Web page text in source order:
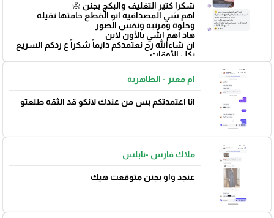
شكرا كتير التغليف والبكج بجنن 🌼
اهم شي المصداقيه انو القطع خامتها تقيله
وحلوة ومرتبه ونفس الصور
هاد اهم اشي بالأون لاين
ان شاءالله رح نعتمدكم دايماً شكراً ع ردكم السريع
بكل الأوقات
بتوفيق 🌼
ام معتز - الظاهرية
انا اعتمدتكم بس من عندك لانكو قد الثقه طلعتو
ملاك فارس -نابلس
عنجد واو بجنن متوقعت هيك